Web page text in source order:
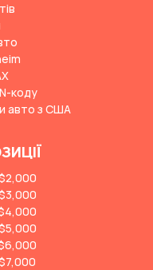
коду
авто з США